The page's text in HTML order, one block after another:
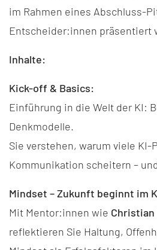
im Rahmen eines Abschluss-
Entscheider:innen präsentiert
Inhalte:
Kick-off & Basics:
Einführung in die Welt der KI:
Denkmodelle.
Sie verstehen, warum viele KI-
Kommunikation scheitern –
Mindset – Zukunft beginnt im
Mit Mentor:innen wie Christian
reflektieren Sie Haltung,